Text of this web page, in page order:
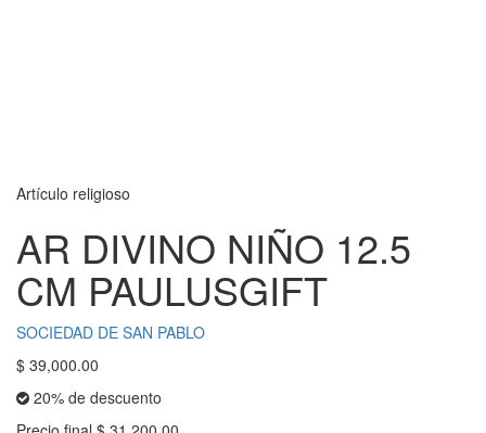
Artículo religioso
AR DIVINO NIÑO 12.5
CM PAULUSGIFT
SOCIEDAD DE SAN PABLO
$ 39,000.00
20% de descuento